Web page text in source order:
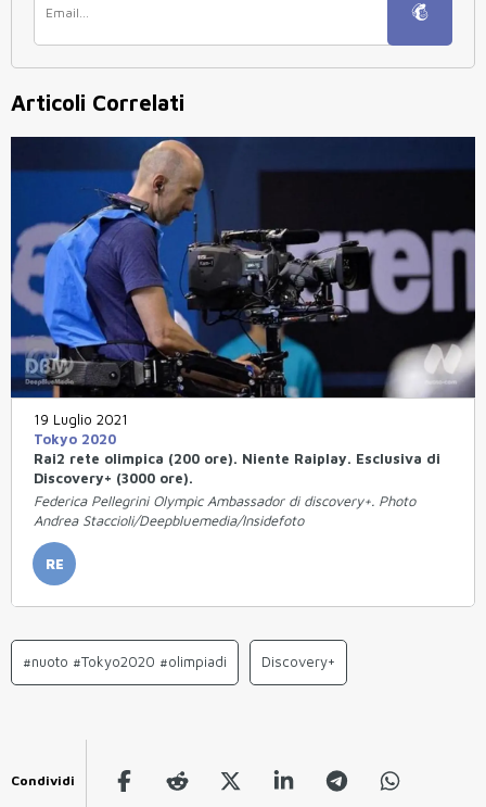
Articoli Correlati
19 Luglio 2021
Tokyo 2020
Rai2 rete olimpica (200 ore). Niente Raiplay. Esclusiva di
Discovery+ (3000 ore).
Federica Pellegrini Olympic Ambassador di discovery+. Photo
Andrea Staccioli/Deepbluemedia/Insidefoto
RE
#nuoto #Tokyo2020 #olimpiadi Discovery+
Condividi